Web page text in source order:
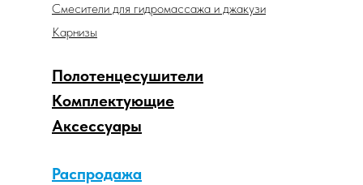
Аксессуары
Распродажа
Комплектующие
Смесители для гидромассажа и джакузи
Карнизы
Полотенцесушители